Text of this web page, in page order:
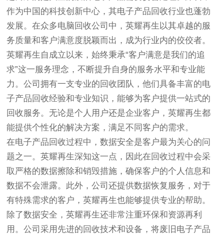
作为中国的科技创新中心，其电子产品回收行业也蓬勃
发展。在众多电脑回收公司中，英耀再生以其卓越的服
务质量和客户满意度脱颖而出，成为行业内的佼佼者。
英耀再生自成立以来，始终秉承“客户满意是我们的追
求”这一服务理念，不断提升自身的服务水平和专业能
力。公司拥有一支专业的回收团队，他们具备丰富的电
子产品回收经验和专业知识，能够为客户提供一站式的
回收服务。无论是个人用户还是企业客户，英耀再生都
能提供个性化的解决方案，满足不同客户的需求。
在电子产品回收过程中，数据安全是客户最为关心的问
题之一。英耀再生深知这一点，因此在回收过程中会采
取严格的数据擦除和销毁措施，确保客户的个人信息和
数据不会泄露。此外，公司还提供数据恢复服务，对于
有特殊需求的客户，英耀再生也能够提供专业的帮助。
除了数据安全，英耀再生还非常注重环保和资源再利
用。公司采用先进的回收技术和设备，将废旧电子产品